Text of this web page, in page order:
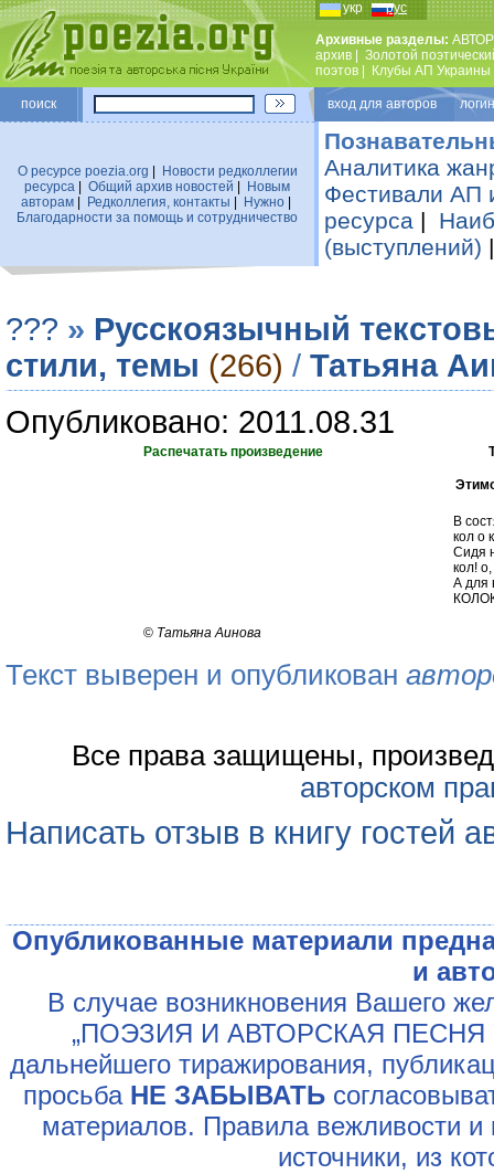
укр рус
Архивные разделы:
архив
Золотой
поэтов
Клубы АП Украины
поиск вход для авторов
О ресурсе poezia.org
Новости редколлегии
ресурса
Общий архив новостей
Новым
авторам| Редколлегия, контакты Нужно|
Благодарности за помощь и сотрудничество
Аналитика
Фестивали АП
ресурса |
(выступлений)
??? » Русскоязычный
стили, темы (266) / Татьяна
Опубликовано: 2011.08.31
Распечатать произведение
В
кол о
Сидя
кол!
А для
© Татьяна Аинова
Текст выверен и опубликован
Все права защищены,
авторском
Написать отзыв в книгу гостей
Опубликованные материали
и
В случае возникновения Вашего
„ПОЭЗИЯ И АВТОРСКАЯ ПЕСНЯ
дальнейшего тиражирования,
просьба НЕ ЗАБЫВАТЬ
материалов. Правила вежливости и
источники, из